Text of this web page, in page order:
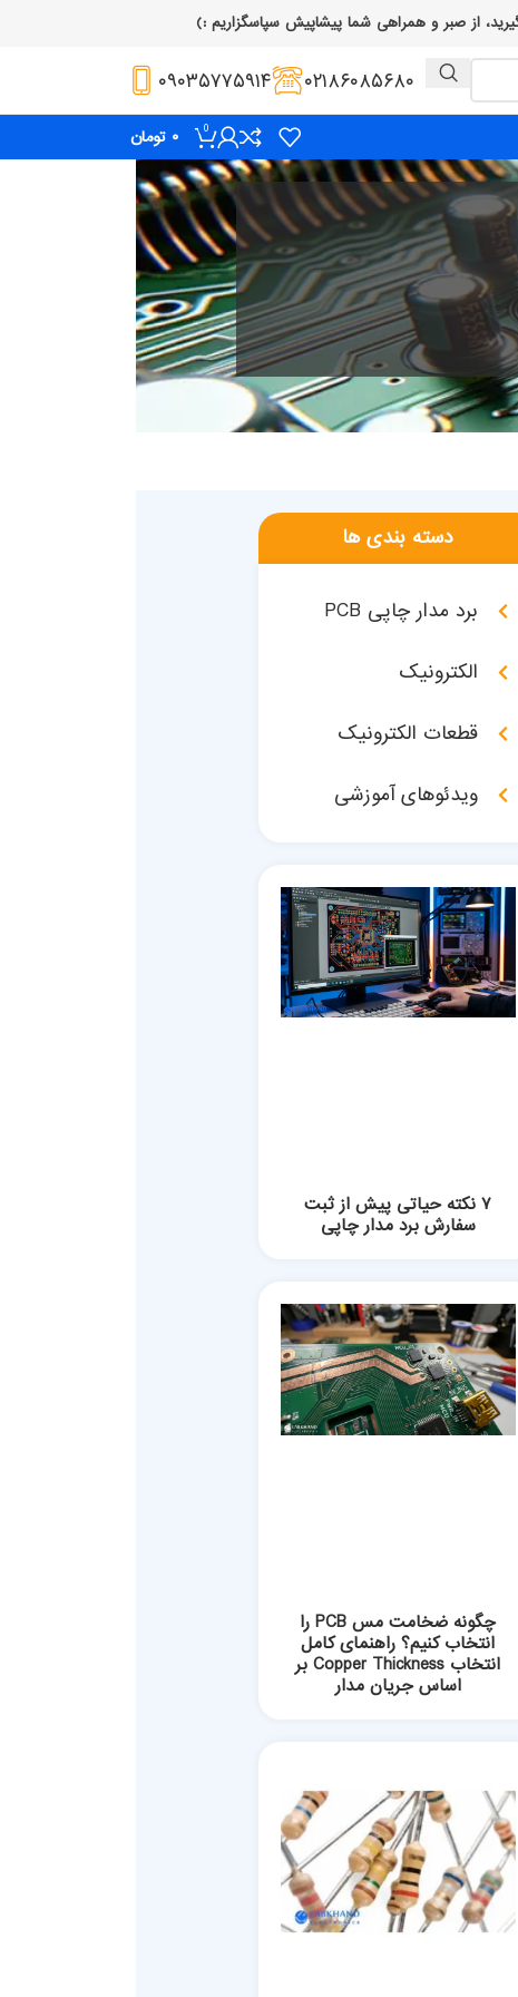
۰۲۱۸۶۰۸۵۶۸۰ ۰۹۰۳۵۷۷۵۹۱۴
0 ۰ تومان
دسته بندی ها
برد مدار چاپی PCB
الکترونیک
قطعات الکترونیک
ویدئوهای آموزشی
۷ نکته حیاتی پیش از ثبت
سفارش برد مدار چاپی
چگونه ضخامت مس PCB را
انتخاب کنیم؟ راهنمای کامل
انتخاب Copper Thickness بر
اساس جریان مدار